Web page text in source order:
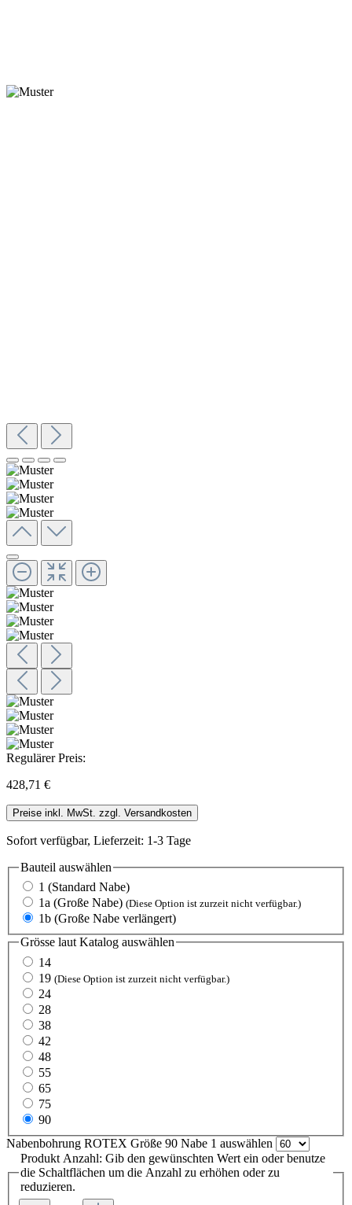
Regulärer Preis:
428,71 €
Preise inkl. MwSt. zzgl. Versandkosten
Sofort verfügbar, Lieferzeit: 1-3 Tage
Bauteil auswählen
1 (Standard Nabe)
1a (Große Nabe) (Diese Option ist zurzeit nicht verfügbar.)
1b (Große Nabe verlängert)
Grösse laut Katalog auswählen
14
19 (Diese Option ist zurzeit nicht verfügbar.)
24
28
38
42
48
55
65
75
90
Nabenbohrung ROTEX Größe 90 Nabe 1 auswählen
Produkt Anzahl: Gib den gewünschten Wert ein oder benutze
die Schaltflächen um die Anzahl zu erhöhen oder zu
reduzieren.